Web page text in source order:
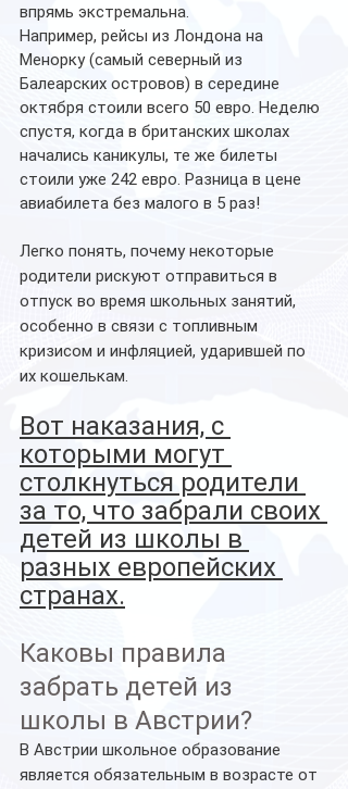
впрямь экстремальна.
Например, рейсы из Лондона на
Менорку (самый северный из
Балеарских островов) в середине
октября стоили всего 50 евро. Неделю
спустя, когда в британских школах
начались каникулы, те же билеты
стоили уже 242 евро. Разница в цене
авиабилета без малого в 5 раз!
Легко понять, почему некоторые
родители рискуют отправиться в
отпуск во время школьных занятий,
особенно в связи с топливным
кризисом и инфляцией, ударившей по
их кошелькам.
Вот наказания, с
которыми могут
столкнуться родители
за то, что забрали своих
детей из школы в
разных европейских
странах.
Каковы правила
забрать детей из
школы в Австрии?
В Австрии школьное образование
является обязательным в возрасте от